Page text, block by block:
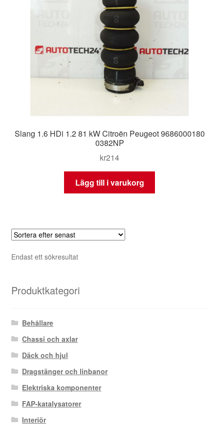
Slang 1.6 HDi 1.2 81 kW Citroën Peugeot 9686000180
0382NP
kr214
Lägg till i varukorg
Endast ett sökresultat
Produktkategori
Behållare
Chassi och axlar
Däck och hjul
Dragstänger och linbanor
Elektriska komponenter
FAP-katalysatorer
Interiör